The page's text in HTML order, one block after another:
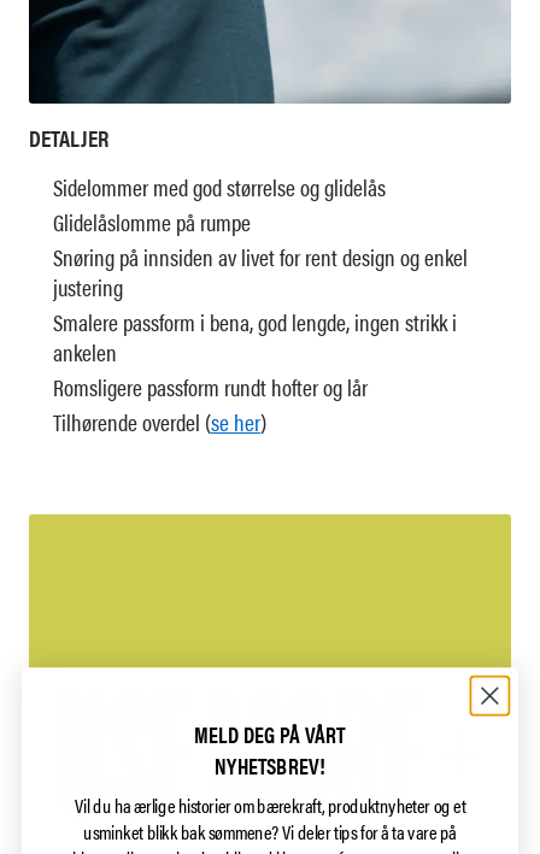
DETALJER
Sidelommer med god størrelse og glidelås
Glidelåslomme på rumpe
Snøring på innsiden av livet for rent design og enkel
justering
Smalere passform i bena, god lengde, ingen strikk i
ankelen
Romsligere passform rundt hofter og lår
Tilhørende overdel (se her)
MELD DEG PÅ VÅRT
NYHETSBREV!
Vil du ha ærlige historier om bærekraft, produktnyheter og et
usminket blikk bak sømmene?Vi deler tips for å ta vare på